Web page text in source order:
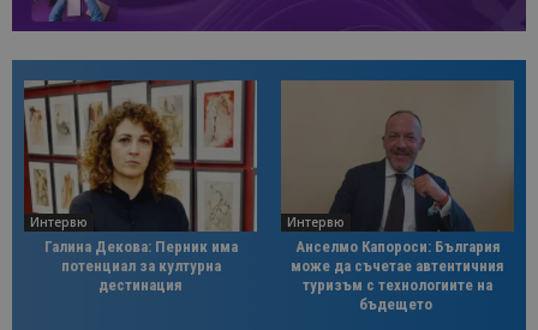
Интервю
Галина Декова: Перник има
потенциал за културна
дестинация
Интервю
Анселмо Капороси: България
може да съчетае автентичния
туризъм с технологиите на
бъдещето